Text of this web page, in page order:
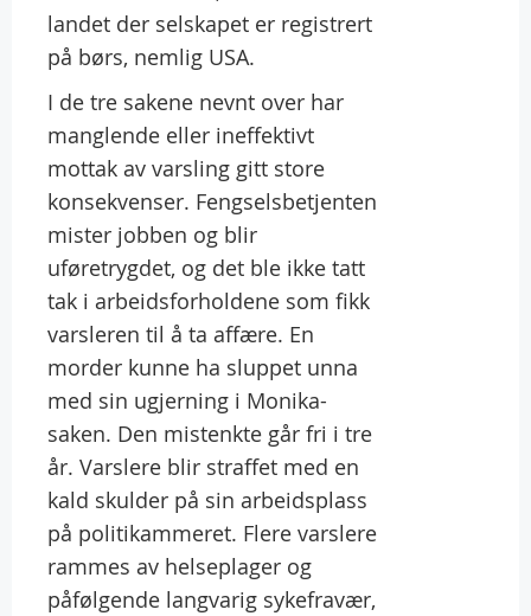
landet der selskapet er registrert
på børs, nemlig USA.
I de tre sakene nevnt over har
manglende eller ineffektivt
mottak av varsling gitt store
konsekvenser. Fengselsbetjenten
mister jobben og blir
uføretrygdet, og det ble ikke tatt
tak i arbeidsforholdene som fikk
varsleren til å ta affære. En
morder kunne ha sluppet unna
med sin ugjerning i Monika-
saken. Den mistenkte går fri i tre
år. Varslere blir straffet med en
kald skulder på sin arbeidsplass
på politikammeret. Flere varslere
rammes av helseplager og
påfølgende langvarig sykefravær,